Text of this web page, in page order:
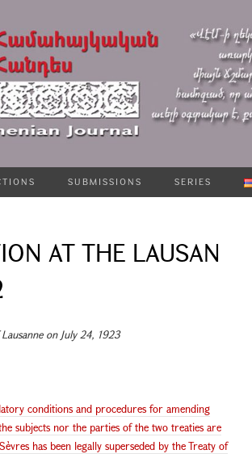
SUBMISSIONS SERIES
AT THE LAUSAN
on July 24, 1923
conditions and procedures for amending
subjects nor the parties of the two treaties are
has been legally superseded by the Treaty of